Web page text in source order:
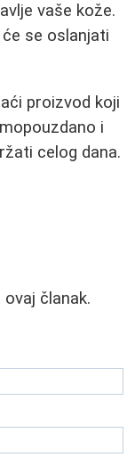
vaše kože.
se oslanjati
proizvod koji
i
celog dana.
članak.